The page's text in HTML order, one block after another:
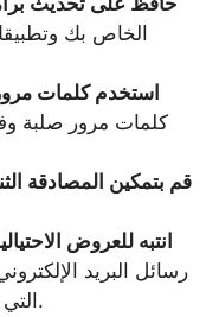
الخاص بك
استخدم كلمات
كلمات مرور صلبة
قم بتمكين المصادقة
انتبه للعروض
رسائل البريد
التي تطلب معلومات حساب بثك.